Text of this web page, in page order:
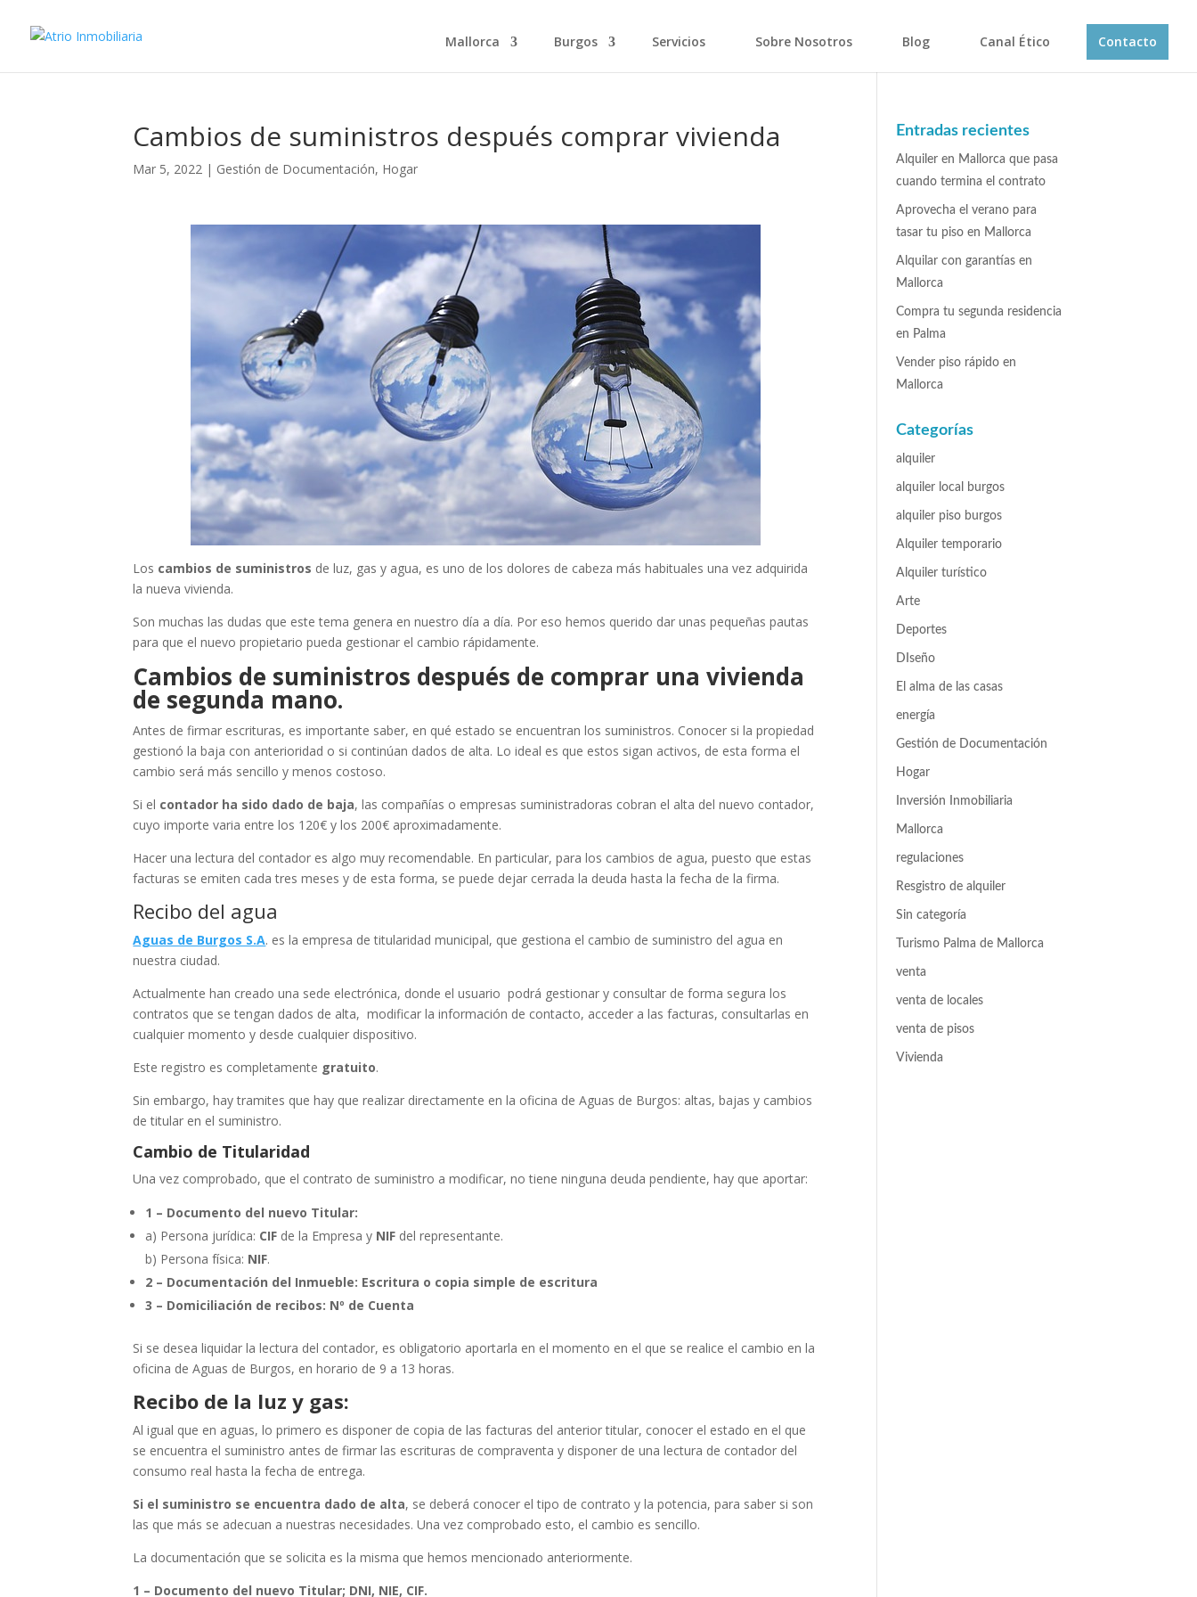
Mallorca Burgos Servicios Sobre Nosotros Blog Canal Ético Contacto
Cambios de suministros después comprar vivienda
Mar 5, 2022 | Gestión de Documentación, Hogar
Los cambios de suministros de luz, gas y agua, es uno de los dolores de cabeza más habituales una vez adquirida
la nueva vivienda.
Son muchas las dudas que este tema genera en nuestro día a día. Por eso hemos querido dar unas pequeñas pautas
para que el nuevo propietario pueda gestionar el cambio rápidamente.
Cambios de suministros después de comprar una vivienda
de segunda mano.
Antes de firmar escrituras, es importante saber, en qué estado se encuentran los suministros. Conocer si la propiedad
gestionó la baja con anterioridad o si continúan dados de alta. Lo ideal es que estos sigan activos, de esta forma el
cambio será más sencillo y menos costoso.
Si el contador ha sido dado de baja, las compañías o empresas suministradoras cobran el alta del nuevo contador,
cuyo importe varia entre los 120€ y los 200€ aproximadamente.
Hacer una lectura del contador es algo muy recomendable. En particular, para los cambios de agua, puesto que estas
facturas se emiten cada tres meses y de esta forma, se puede dejar cerrada la deuda hasta la fecha de la firma.
Recibo del agua
Aguas de Burgos S.A. es la empresa de titularidad municipal, que gestiona el cambio de suministro del agua en
nuestra ciudad.
Actualmente han creado una sede electrónica, donde el usuario podrá gestionar y consultar de forma segura los
contratos que se tengan dados de alta, modificar la información de contacto, acceder a las facturas, consultarlas en
cualquier momento y desde cualquier dispositivo.
Este registro es completamente gratuito.
Sin embargo, hay tramites que hay que realizar directamente en la oficina de Aguas de Burgos: altas, bajas y cambios
de titular en el suministro.
Cambio de Titularidad
Una vez comprobado, que el contrato de suministro a modificar, no tiene ninguna deuda pendiente, hay que aportar:
1 – Documento del nuevo Titular:
a) Persona jurídica: CIF de la Empresa y NIF del representante.
b) Persona física: NIF.
2 – Documentación del Inmueble: Escritura o copia simple de escritura
3 – Domiciliación de recibos: Nº de Cuenta
Si se desea liquidar la lectura del contador, es obligatorio aportarla en el momento en el que se realice el cambio en la
oficina de Aguas de Burgos, en horario de 9 a 13 horas.
Recibo de la luz y gas:
Al igual que en aguas, lo primero es disponer de copia de las facturas del anterior titular, conocer el estado en el que
se encuentra el suministro antes de firmar las escrituras de compraventa y disponer de una lectura de contador del
consumo real hasta la fecha de entrega.
Si el suministro se encuentra dado de alta, se deberá conocer el tipo de contrato y la potencia, para saber si son
las que más se adecuan a nuestras necesidades. Una vez comprobado esto, el cambio es sencillo.
La documentación que se solicita es la misma que hemos mencionado anteriormente.
1 – Documento del nuevo Titular; DNI, NIE, CIF.
Entradas recientes
Alquiler en Mallorca que pasa
cuando termina el contrato
Aprovecha el verano para
tasar tu piso en Mallorca
Alquilar con garantías en
Mallorca
Compra tu segunda residencia
en Palma
Vender piso rápido en
Mallorca
Categorías
alquiler
alquiler local burgos
alquiler piso burgos
Alquiler temporario
Alquiler turístico
Arte
Deportes
DIseño
El alma de las casas
energía
Gestión de Documentación
Hogar
Inversión Inmobiliaria
Mallorca
regulaciones
Resgistro de alquiler
Sin categoría
Turismo Palma de Mallorca
venta
venta de locales
venta de pisos
Vivienda